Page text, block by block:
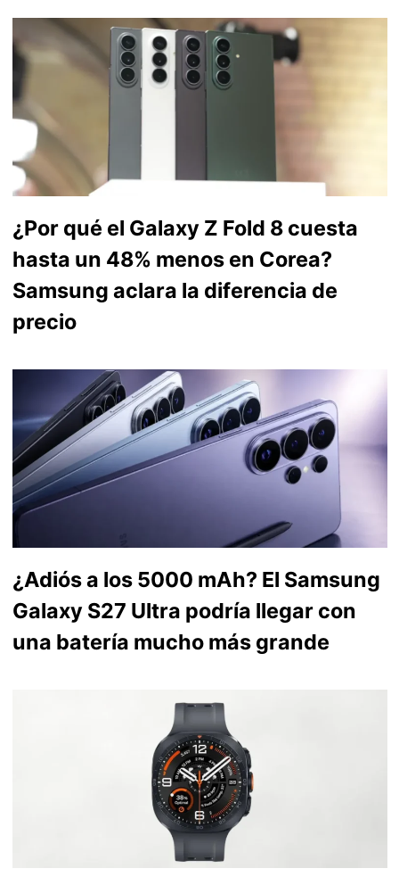
¿Por qué el Galaxy Z Fold 8 cuesta
hasta un 48% menos en Corea?
Samsung aclara la diferencia de
precio
¿Adiós a los 5000 mAh? El Samsung
Galaxy S27 Ultra podría llegar con
una batería mucho más grande